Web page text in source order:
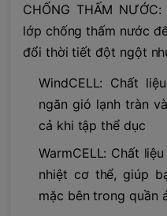
CHỐNG THẤM
lớp chống thấm nước
đổi thời tiết đột ngột
WindCELL: Chất
ngăn gió lạnh tràn
cả khi tập thể dục
WarmCELL: Chất
nhiệt cơ thể, giúp
mặc bên trong quần